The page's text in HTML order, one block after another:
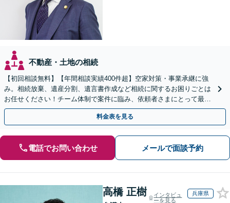
不動産・土地の相続
【初回相談無料】【年間相談実績400件超】空家対策・事業承継に強
み。相続放棄、遺産分割、遺言書作成など相続に関するお困りごとは
お任せください！チーム体制で案件に臨み、依頼者さまにとって最善
の解決を目指します【堅田駅4分】【無料駐車場あり】
料金表を見る
電話でお問い合わせ メールで面談予約
高橋 正樹
インタビュ
ーを見る
兵庫県